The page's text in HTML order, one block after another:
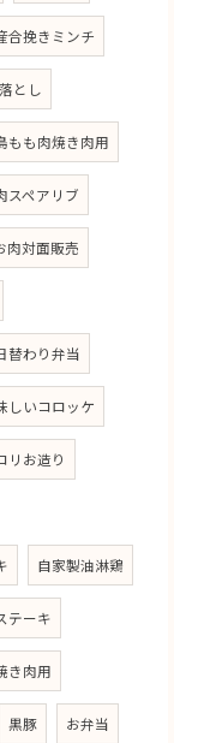
合挽きミンチ
とし
もも肉焼き肉用
スペアリブ
肉対面販売
替わり弁当
しいコロッケ
リお造り
自家製油淋鶏
テーキ
き肉用
黒豚 お弁当